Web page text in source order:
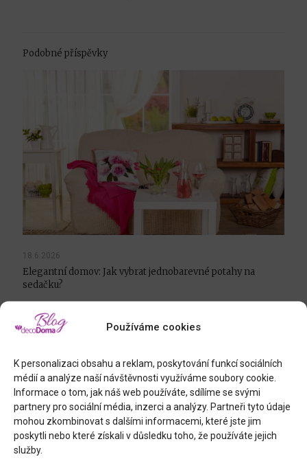
Používáme cookies
K personalizaci obsahu a reklam, poskytování funkcí sociálních
médií a analýze naší návštěvnosti využíváme soubory cookie.
Informace o tom, jak náš web používáte, sdílíme se svými
partnery pro sociální média, inzerci a analýzy. Partneři tyto údaje
mohou zkombinovat s dalšími informacemi, které jste jim
poskytli nebo které získali v důsledku toho, že používáte jejich
služby.
Podobné příspěvky
18.6.2026
Elegantní domov: Jak vybrat jednobarevné potahy na
sedačku?